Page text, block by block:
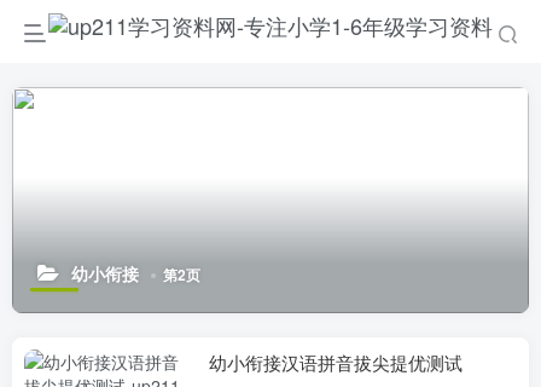
幼小衔接 第2页
幼小衔接汉语拼音拔尖提优测试